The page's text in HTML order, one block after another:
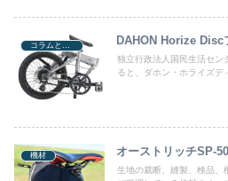
DAHON Horize Disc
独立行政法人国民生活セン
ると、ダホン・ホライズデ
機材 オーストリッチSP-
生地の裁断、縫製、検品、